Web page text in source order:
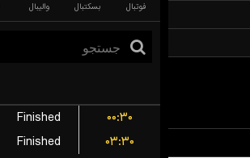
فوتبال بسکتبال والیبال
Finished
۰۰:۳۰
Finished
۰۳:۳۰